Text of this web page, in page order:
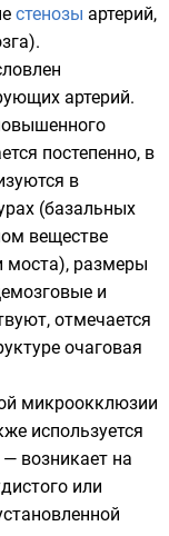
стенозы артерий,
артерий.
постепенно, в
в
(базальных
веществе
моста), размеры
и
отмечается
очаговая
микроокклюзии
используется
возникает на
или